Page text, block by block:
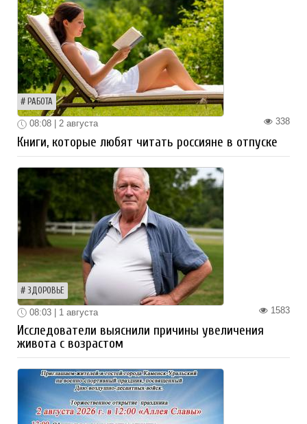
РАБОТА
338
08:08 | 2 августа
Книги, которые любят читать россияне в отпуске
ЗДОРОВЬЕ
1583
08:03 | 1 августа
Исследователи выяснили причины увеличения
живота с возрастом